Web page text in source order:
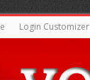
Login Customizer